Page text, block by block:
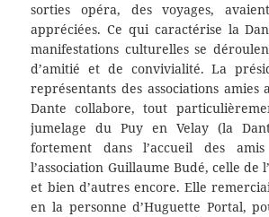
sorties opéra, des voyages,
appréciées. Ce qui caractérise la
manifestations culturelles se
d’amitié et de convivialité. La
représentants des associations amies
Dante collabore, tout
jumelage du Puy en Velay (la
fortement dans l’accueil des
l’association Guillaume Budé, celle de
et bien d’autres encore. Elle
en la personne d’Huguette Portal,